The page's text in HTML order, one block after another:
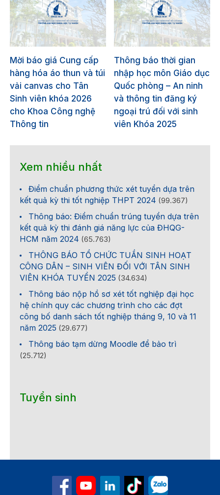
Mời báo giá Cung cấp
hàng hóa áo thun và túi
vải canvas cho Tân
Sinh viên khóa 2026
cho Khoa Công nghệ
Thông tin
Thông báo thời gian
nhập học môn Giáo dục
Quốc phòng – An ninh
và thông tin đăng ký
ngoại trú đối với sinh
viên Khóa 2025
Xem nhiều nhất
Điểm chuẩn phương thức xét tuyển dựa trên
kết quả kỳ thi tốt nghiệp THPT 2024 (99.367)
Thông báo: Điểm chuẩn trúng tuyển dựa trên
kết quả kỳ thi đánh giá năng lực của ĐHQG-
HCM năm 2024 (65.763)
THÔNG BÁO TỔ CHỨC TUẦN SINH HOẠT
CÔNG DÂN – SINH VIÊN ĐỐI VỚI TÂN SINH
VIÊN KHÓA TUYỂN 2025 (34.634)
Thông báo nộp hồ sơ xét tốt nghiệp đại học
hệ chính quy các chương trình cho các đợt
công bố danh sách tốt nghiệp tháng 9, 10 và 11
năm 2025 (29.677)
Thông báo tạm dừng Moodle để bảo trì
(25.712)
Tuyển sinh